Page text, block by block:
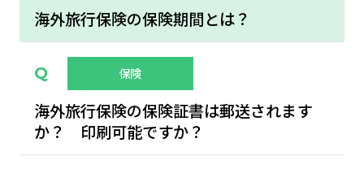
海外旅行保険の保険期間とは？
保険
海外旅行保険の保険証書は郵送されます
か？ 印刷可能ですか？